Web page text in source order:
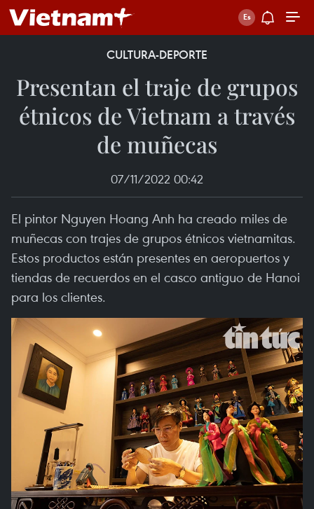
CULTURA-DEPORTE
Presentan el traje de grupos
étnicos de Vietnam a través
de muñecas
07/11/2022 00:42
El pintor Nguyen Hoang Anh ha creado miles de
muñecas con trajes de grupos étnicos vietnamitas.
Estos productos están presentes en aeropuertos y
tiendas de recuerdos en el casco antiguo de Hanoi
para los clientes.